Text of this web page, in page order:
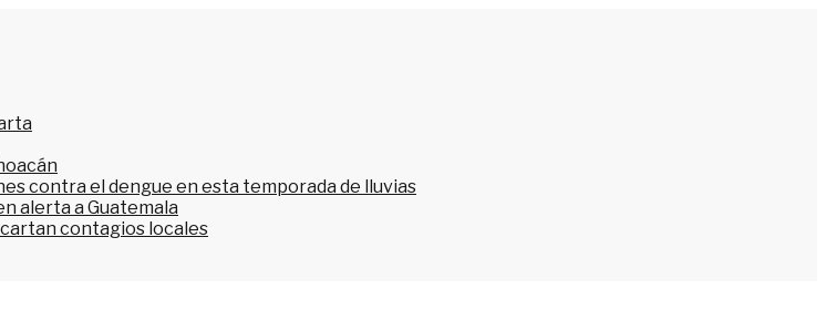
contra el dengue en esta temporada de lluvias
alerta a Guatemala
contagios locales